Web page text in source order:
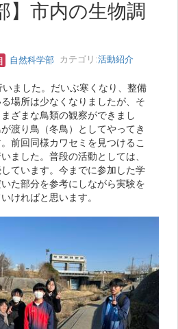
】市内の生物調
自然科学部 カテゴリ:活動紹介
ました。だいぶ寒くなり、整備
場所は少なくなりましたが、そ
ざまな鳥類の観察ができまし
渡り鳥（冬鳥）としてやってき
前回同様カワセミを見つけるこ
ました。普段の活動としては、
ています。今までに参加した学
た部分を参考にしながら実験を
ければと思います。